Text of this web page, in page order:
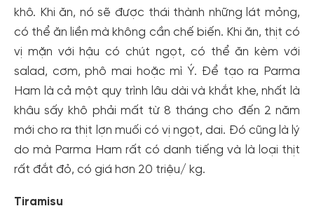
khô. Khi ăn, nó sẽ được thái thành những lát mỏng,
có thể ăn liền mà không cần chế biến. Khi ăn, thịt có
vị mặn với hậu có chút ngọt, có thể ăn kèm với
salad, cơm, phô mai hoặc mì Ý. Để tạo ra Parma
Ham là cả một quy trình lâu dài và khắt khe, nhất là
khâu sấy khô phải mất từ 8 tháng cho đến 2 năm
mới cho ra thịt lợn muối có vị ngọt, dai. Đó cũng là lý
do mà Parma Ham rất có danh tiếng và là loại thịt
rất đắt đỏ, có giá hơn 20 triệu/ kg.
Tiramisu